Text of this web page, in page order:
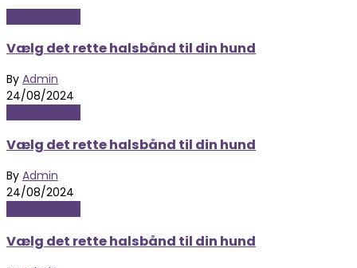
Vælg det rette halsbånd til din hund
By Admin
24/08/2024
Vælg det rette halsbånd til din hund
By Admin
24/08/2024
Vælg det rette halsbånd til din hund